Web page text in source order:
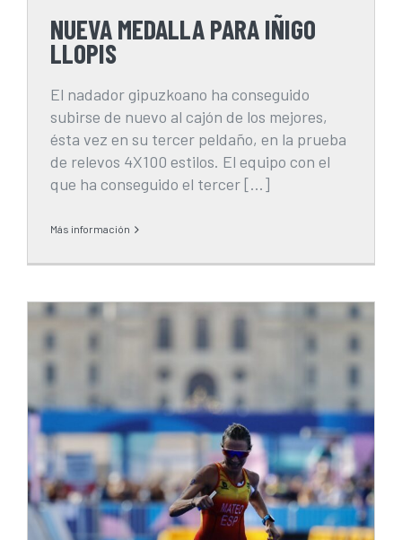
NUEVA MEDALLA PARA IÑIGO
LLOPIS
El nadador gipuzkoano ha conseguido
subirse de nuevo al cajón de los mejores,
ésta vez en su tercer peldaño, en la prueba
de relevos 4X100 estilos. El equipo con el
que ha conseguido el tercer [...]
Más información